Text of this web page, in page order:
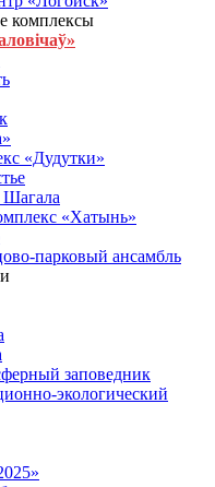
комплексы
«Дудутки»
«Хатынь»
парковый ансамбль
заповедник
экологический